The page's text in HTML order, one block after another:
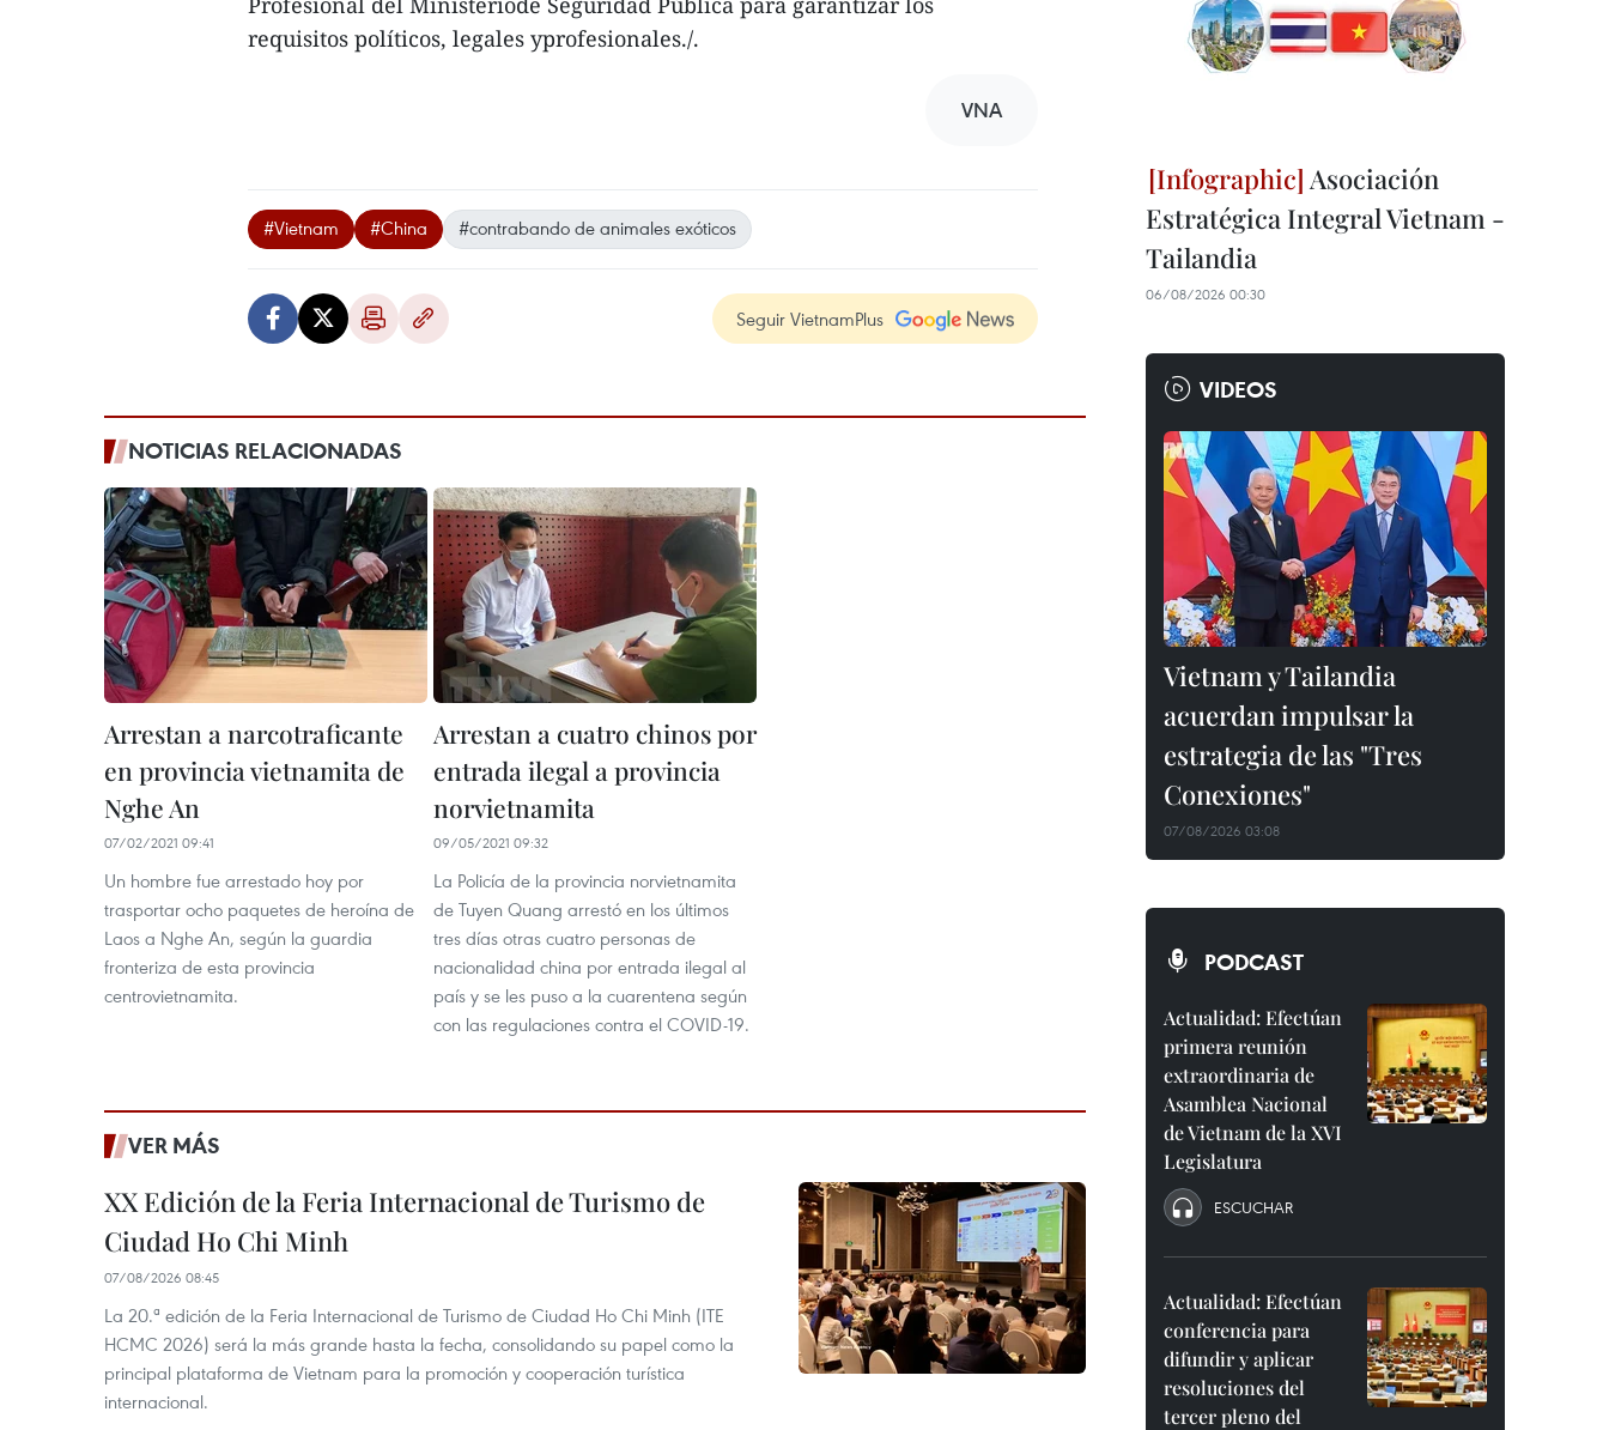
requisitos políticos, legales yprofesionales./.
VNA
#Vietnam #China #contrabando de animales exóticos
Seguir VietnamPlus
NOTICIAS RELACIONADAS
Arrestan a narcotraficante
en provincia vietnamita de
Nghe An
07/02/2021 09:41
Un hombre fue arrestado hoy por
trasportar ocho paquetes de heroína de
Laos a Nghe An, según la guardia
fronteriza de esta provincia
centrovietnamita.
Arrestan a cuatro chinos por
entrada ilegal a provincia
norvietnamita
09/05/2021 09:32
La Policía de la provincia norvietnamita
de Tuyen Quang arrestó en los últimos
tres días otras cuatro personas de
nacionalidad china por entrada ilegal al
país y se les puso a la cuarentena según
con las regulaciones contra el COVID-19.
VER MÁS
XX Edición de la Feria Internacional de Turismo de
Ciudad Ho Chi Minh
07/08/2026 08:45
La 20.ª edición de la Feria Internacional de Turismo de Ciudad Ho Chi Minh (ITE
HCMC 2026) será la más grande hasta la fecha, consolidando su papel como la
principal plataforma de Vietnam para la promoción y cooperación turística
internacional.
Asociación
Estratégica Integral Vietnam -
Tailandia
06/08/2026 00:30
VIDEOS
Vietnam y Tailandia
acuerdan impulsar la
estrategia de las "Tres
Conexiones"
07/08/2026 03:08
PODCAST
Actualidad: Efectúan
primera reunión
extraordinaria de
Asamblea Nacional
de Vietnam de la XVI
Legislatura
ESCUCHAR
Actualidad: Efectúan
conferencia para
difundir y aplicar
resoluciones del
tercer pleno del